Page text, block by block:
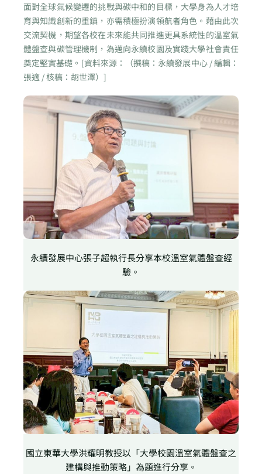
面對全球氣候變遷的挑戰與碳中和的目標，大學身為人才培
育與知識創新的重鎮，亦需積極扮演領航者角色。藉由此次
交流契機，期望各校在未來能共同推進更具系統性的溫室氣
體盤查與碳管理機制，為邁向永續校園及實踐大學社會責任
奠定堅實基礎。[資料來源：（撰稿：永續發展中心 / 編輯：
張適 / 核稿：胡世澤）]
永續發展中心張子超執行長分享本校溫室氣體盤查經
驗。
國立東華大學洪耀明教授以「大學校園溫室氣體盤查之
建構與推動策略」為題進行分享。